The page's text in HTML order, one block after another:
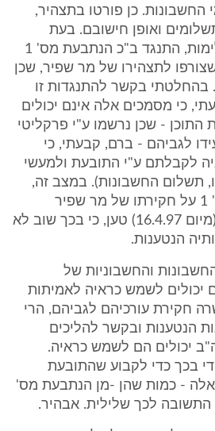
החשבונות. כן פורטו בתצהיר,
ואופן חישובם. בעת
שמיעת הראיות המשלימות, התנגד ב"כ הנתבעת מס' 1
לתצהירו של מר שפיר, שכן
בהחלטתי בקשר להתנגדות זו
קבעתי, כי מסמכים אלה אינם יכולים
- שכן נרשמו ע"י פרקליטי
לגביהם - ברם, קבעתי, כי
לקבלתם ע"י התובעת ולמעשי
תשלום החשבונות). במצב זה,
ויתר ב"כ הנתבעת מס' 1 על חקירתו של מר שפיר
ובסיכומיו המשלימים (מיום 16.4.97) טען, כי בכך שוב לא
הנטענות.
והחשבוניות של
יכולים לשמש כראיה לאמיתות
חקירת עורכיהם לגביהם, הרי
הנטענות ובקשר להליכים
יכולים הם לשמש כראיה.
בכך כדי לקבוע שהתובעת
אלה - כמות שהן -מן הנתבעת מס'